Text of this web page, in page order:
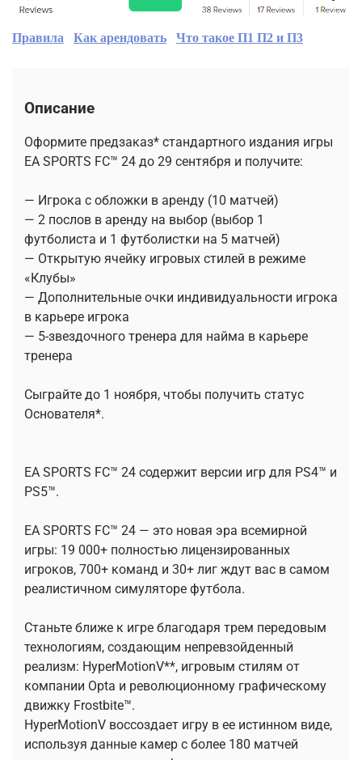
Правила Как арендовать Что такое П1 П2 и П3
Описание
Оформите предзаказ* стандартного издания игры
EA SPORTS FC™ 24 до 29 сентября и получите:
— Игрока с обложки в аренду (10 матчей)
— 2 послов в аренду на выбор (выбор 1
футболиста и 1 футболистки на 5 матчей)
— Открытую ячейку игровых стилей в режиме
«Клубы»
— Дополнительные очки индивидуальности игрока
в карьере игрока
— 5-звездочного тренера для найма в карьере
тренера
Сыграйте до 1 ноября, чтобы получить статус
Основателя*.
EA SPORTS FC™ 24 содержит версии игр для PS4™ и
PS5™.
EA SPORTS FC™ 24 — это новая эра всемирной
игры: 19 000+ полностью лицензированных
игроков, 700+ команд и 30+ лиг ждут вас в самом
реалистичном симуляторе футбола.
Станьте ближе к игре благодаря трем передовым
технологиям, создающим непревзойденный
реализм: HyperMotionV**, игровым стилям от
компании Opta и революционному графическому
движку Frostbite™.
HyperMotionV воссоздает игру в ее истинном виде,
используя данные камер с более 180 матчей